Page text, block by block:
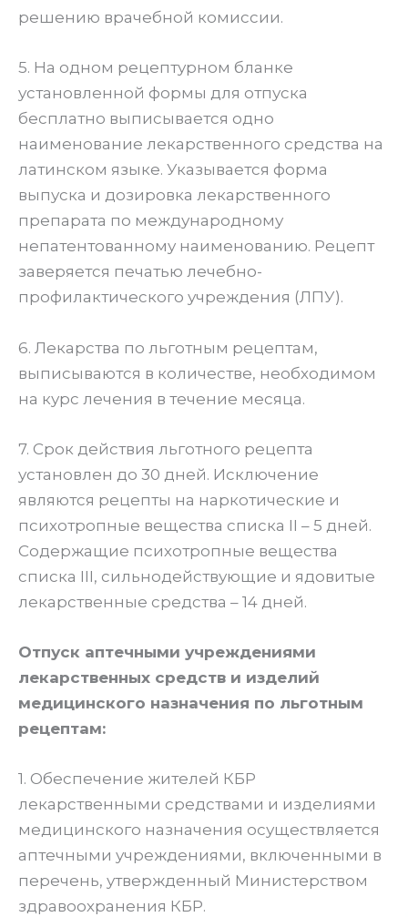
решению врачебной комиссии.
5. На одном рецептурном бланке
установленной формы для отпуска
бесплатно выписывается одно
наименование лекарственного средства на
латинском языке. Указывается форма
выпуска и дозировка лекарственного
препарата по международному
непатентованному наименованию. Рецепт
заверяется печатью лечебно-
профилактического учреждения (ЛПУ).
6. Лекарства по льготным рецептам,
выписываются в количестве, необходимом
на курс лечения в течение месяца.
7. Срок действия льготного рецепта
установлен до 30 дней. Исключение
являются рецепты на наркотические и
психотропные вещества списка II – 5 дней.
Содержащие психотропные вещества
списка III, сильнодействующие и ядовитые
лекарственные средства – 14 дней.
Отпуск аптечными учреждениями
лекарственных средств и изделий
медицинского назначения по льготным
рецептам:
1. Обеспечение жителей КБР
лекарственными средствами и изделиями
медицинского назначения осуществляется
аптечными учреждениями, включенными в
перечень, утвержденный Министерством
здравоохранения КБР.